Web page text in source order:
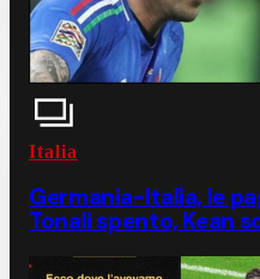
Italia
Germania-Italia, le
Tonali spento, Kean